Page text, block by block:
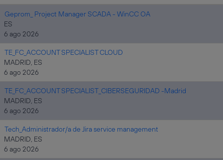
Geprom_ Project Manager SCADA - WinCC OA
ES
6 ago 2026
TE_FC_ACCOUNT SPECIALIST CLOUD
MADRID, ES
6 ago 2026
TE_FC_ACCOUNT SPECIALIST_CIBERSEGURIDAD -Madrid
MADRID, ES
6 ago 2026
Tech_Administrador/a de Jira service management
MADRID, ES
6 ago 2026